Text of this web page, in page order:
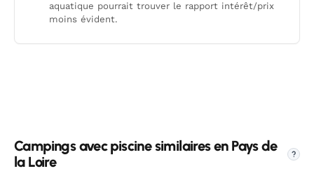
aquatique pourrait trouver le rapport intérêt/prix
moins évident.
Campings avec piscine similaires en Pays de
la Loire
?